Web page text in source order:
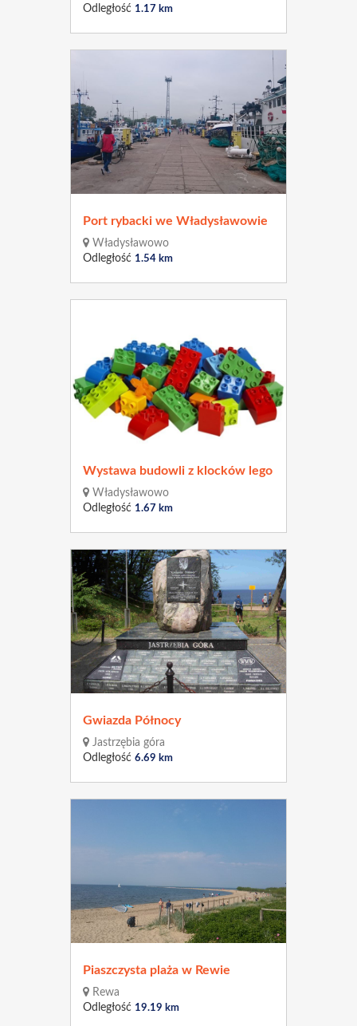
Odległość 1.17 km
Port rybacki we Władysławowie
Władysławowo
Odległość 1.54 km
Wystawa budowli z klocków lego
Władysławowo
Odległość 1.67 km
Gwiazda Północy
Jastrzębia góra
Odległość 6.69 km
Piaszczysta plaża w Rewie
Rewa
Odległość 19.19 km